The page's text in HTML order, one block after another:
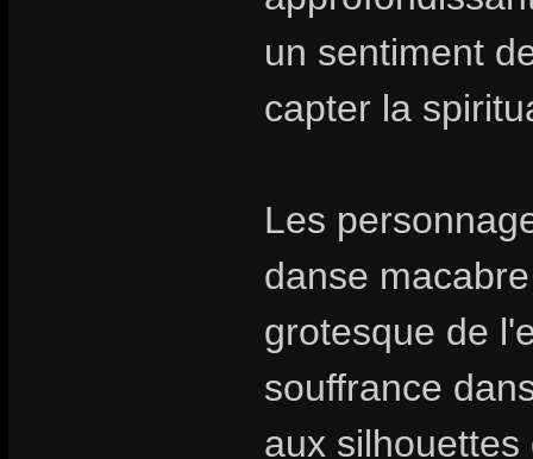
un sentiment
capter la
Les
danse
grotesque de
souffrance
aux